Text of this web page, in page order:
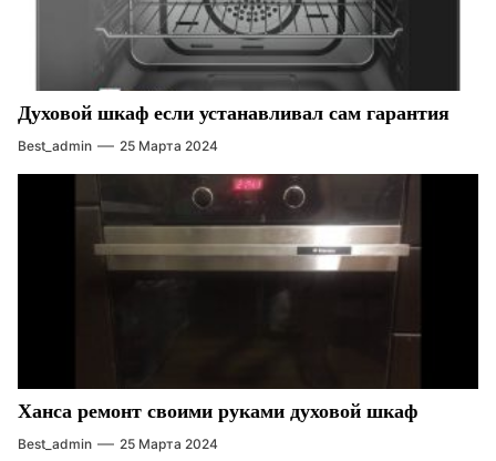
Духовой шкаф если устанавливал сам гарантия
Best_admin 25 Марта 2024
Ханса ремонт своими руками духовой шкаф
Best_admin 25 Марта 2024